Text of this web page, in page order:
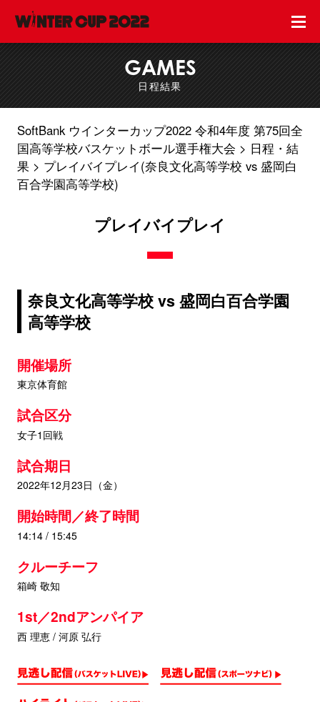
GAMES
日程結果
SoftBank ウインターカップ2022 令和4年度 第75回全
国高等学校バスケットボール選手権大会
日程・結
果
プレイバイプレイ(奈良文化高等学校 vs 盛岡白
百合学園高等学校)
プレイバイプレイ
奈良文化高等学校 vs 盛岡白百合学園
高等学校
開催場所
東京体育館
試合区分
女子1回戦
試合期日
2022年12月23日（金）
開始時間／終了時間
14:14 / 15:45
クルーチーフ
箱崎 敬知
1st／2ndアンパイア
西 理恵 / 河原 弘行